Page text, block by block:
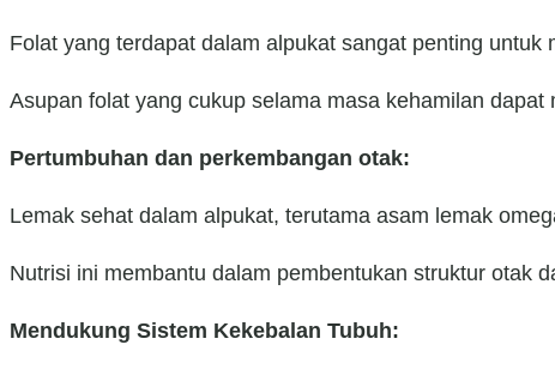
Folat yang terdapat dalam alpukat sangat penting
Asupan folat yang cukup selama masa kehamilan
Pertumbuhan dan perkembangan otak:
Lemak sehat dalam alpukat, terutama asam lemak
Nutrisi ini membantu dalam pembentukan struktur otak
Mendukung Sistem Kekebalan Tubuh: